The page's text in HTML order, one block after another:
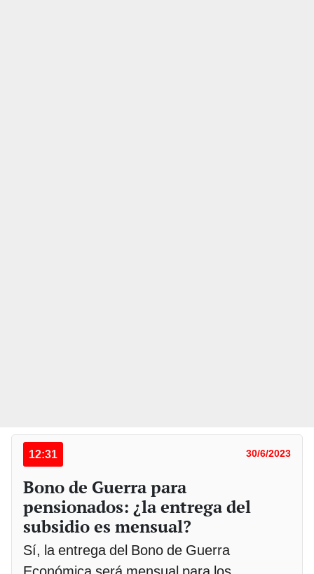
12:31 30/6/2023
Bono de Guerra para
pensionados: ¿la entrega del
subsidio es mensual?
Sí, la entrega del Bono de Guerra